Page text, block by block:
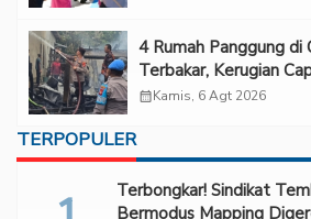
‎4 Rumah Panggung di
Terbakar, Kerugian
calendar_monthKamis, 6 Agt 2026
TERPOPULER
Terbongkar! Sindikat
Bermodus Mapping